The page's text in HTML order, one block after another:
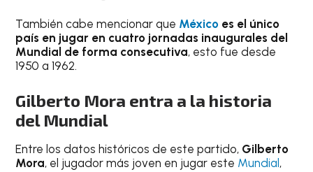
También cabe mencionar que México es el único
país en jugar en cuatro jornadas inaugurales del
Mundial de forma consecutiva, esto fue desde
1950 a 1962.
Gilberto Mora entra a la historia
del Mundial
Entre los datos históricos de este partido, Gilberto
Mora, el jugador más joven en jugar este Mundial,